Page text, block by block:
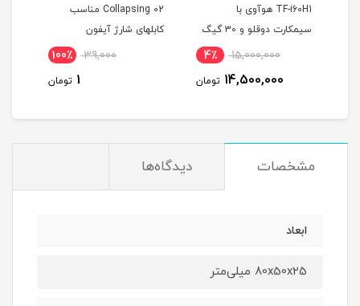
TF-i60H1 هوآوی با
سیمکارت دوقلو و 30 گیگ
15,000,000 4٪
14,500,000 تومان
Collapsing 02 مناسب
کابلهای شارژ آیفون
39,000 100٪
1 تومان
مشخصات دیدگاه‌ها
ابعاد
80x50x25 میلی‌متر